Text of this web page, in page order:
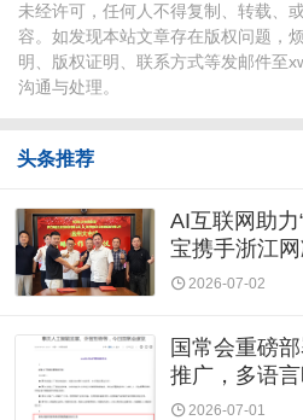
未经许可，任何人不得复制、转载、
容。如发现本站文章存在版权问题，
明、版权证明、联系方式等发邮件至
沟通与处理。
头条推荐
AI互联网助力
宝携手浙江
2026-07-02
国常会重磅
推广，多语
2026-07-01